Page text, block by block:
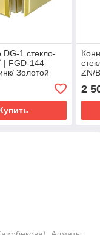
DG-1 стекло-
| FGD-144
Золотой
ZN/
2